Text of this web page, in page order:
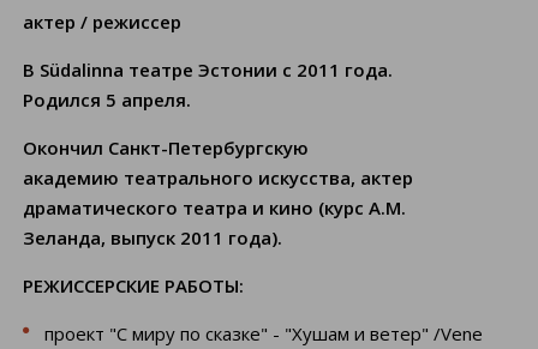
актер / режиссер
В Südalinna театре Эстонии с 2011 года.
Родился 5 апреля.
Окончил Санкт-Петербургскую
академию театрального искусства, актер
драматического театра и кино (курс А.М.
Зеланда, выпуск 2011 года).
РЕЖИССЕРСКИЕ РАБОТЫ:
проект "С миру по сказке" - "Хушам и ветер" /Vene